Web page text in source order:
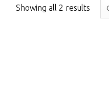
Showing all 2 results